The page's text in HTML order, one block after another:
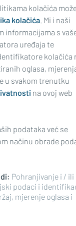
NASTUPU
lađarice
4. mjesto na
u
PREPORUKAMA
li se 'školice'?
kolačića
kolačića . Mi i naši
informacijama s
uređaja te
kolačića
oglasa,
u svakom trenutku
na ovoj web
podataka već se
načinu obrade
Pohranjivanje i / ili
podaci i
mjerenje oglasa i